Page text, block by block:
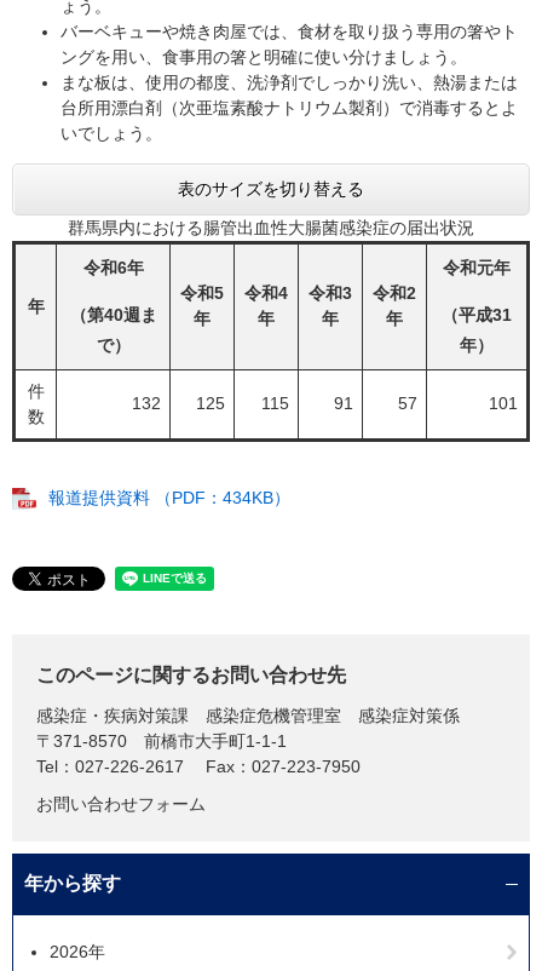
ょう。
バーベキューや焼き肉屋では、食材を取り扱う専用の箸やト
ングを用い、食事用の箸と明確に使い分けましょう。
まな板は、使用の都度、洗浄剤でしっかり洗い、熱湯または
台所用漂白剤（次亜塩素酸ナトリウム製剤）で消毒するとよ
いでしょう。
表のサイズを切り替える
群馬県内における腸管出血性大腸菌感染症の届出状況
年
令和6年
（第40週ま
で）
令和5
年
令和4
年
令和3
年
令和2
年
令和元年
（平成31
年）
件
数
132 125 115 91 57 101
報道提供資料 （PDF：434KB）
このページに関するお問い合わせ先
感染症・疾病対策課
感染症危機管理室 感染症対策係
〒371-8570
前橋市大手町1-1-1
Tel：027-226-2617
Fax：027-223-7950
お問い合わせフォーム
年から探す
2026年